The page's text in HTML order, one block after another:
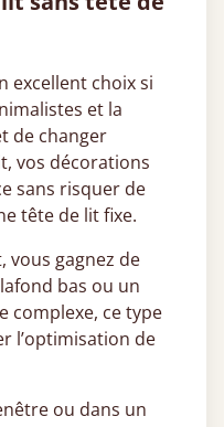
excellent choix si
et la
de changer
vos décorations
sans risquer de
tête de lit fixe.
vous gagnez de
bas ou un
complexe, ce type
l’optimisation de
ou dans un